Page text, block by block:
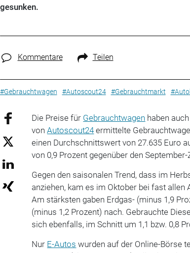
gesunken.
Kommentare Teilen
#Gebrauchtwagen #Autoscout24 #Gebrauchtmarkt
Die Preise für Gebrauchtwagen haben
vonAutoscout24ermittelte
einen Durchschnittswert von 27.635 Euro
von 0,9 Prozent gegenüber den September-
Gegen den saisonalen Trend, dass im
anziehen, kam es im Oktober bei fast allen
Am stärksten gaben Erdgas- (minus 1,9
(minus 1,2 Prozent) nach. Gebrauchte
sich ebenfalls, im Schnitt um 1,1 bzw. 0,8
Nur E-Autos wurden auf der Online-Börse